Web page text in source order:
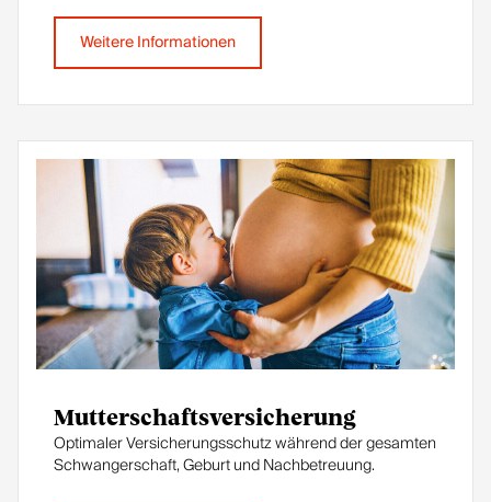
Weitere Informationen
Mutterschaftsversicherung
Optimaler Versicherungsschutz während der gesamten
Schwangerschaft, Geburt und Nachbetreuung.